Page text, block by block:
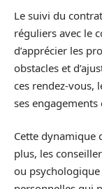
Le suivi du
réguliers avec le
d’apprécier les
obstacles et
ces rendez-vous,
ses
Cette dynamique
plus, les
ou